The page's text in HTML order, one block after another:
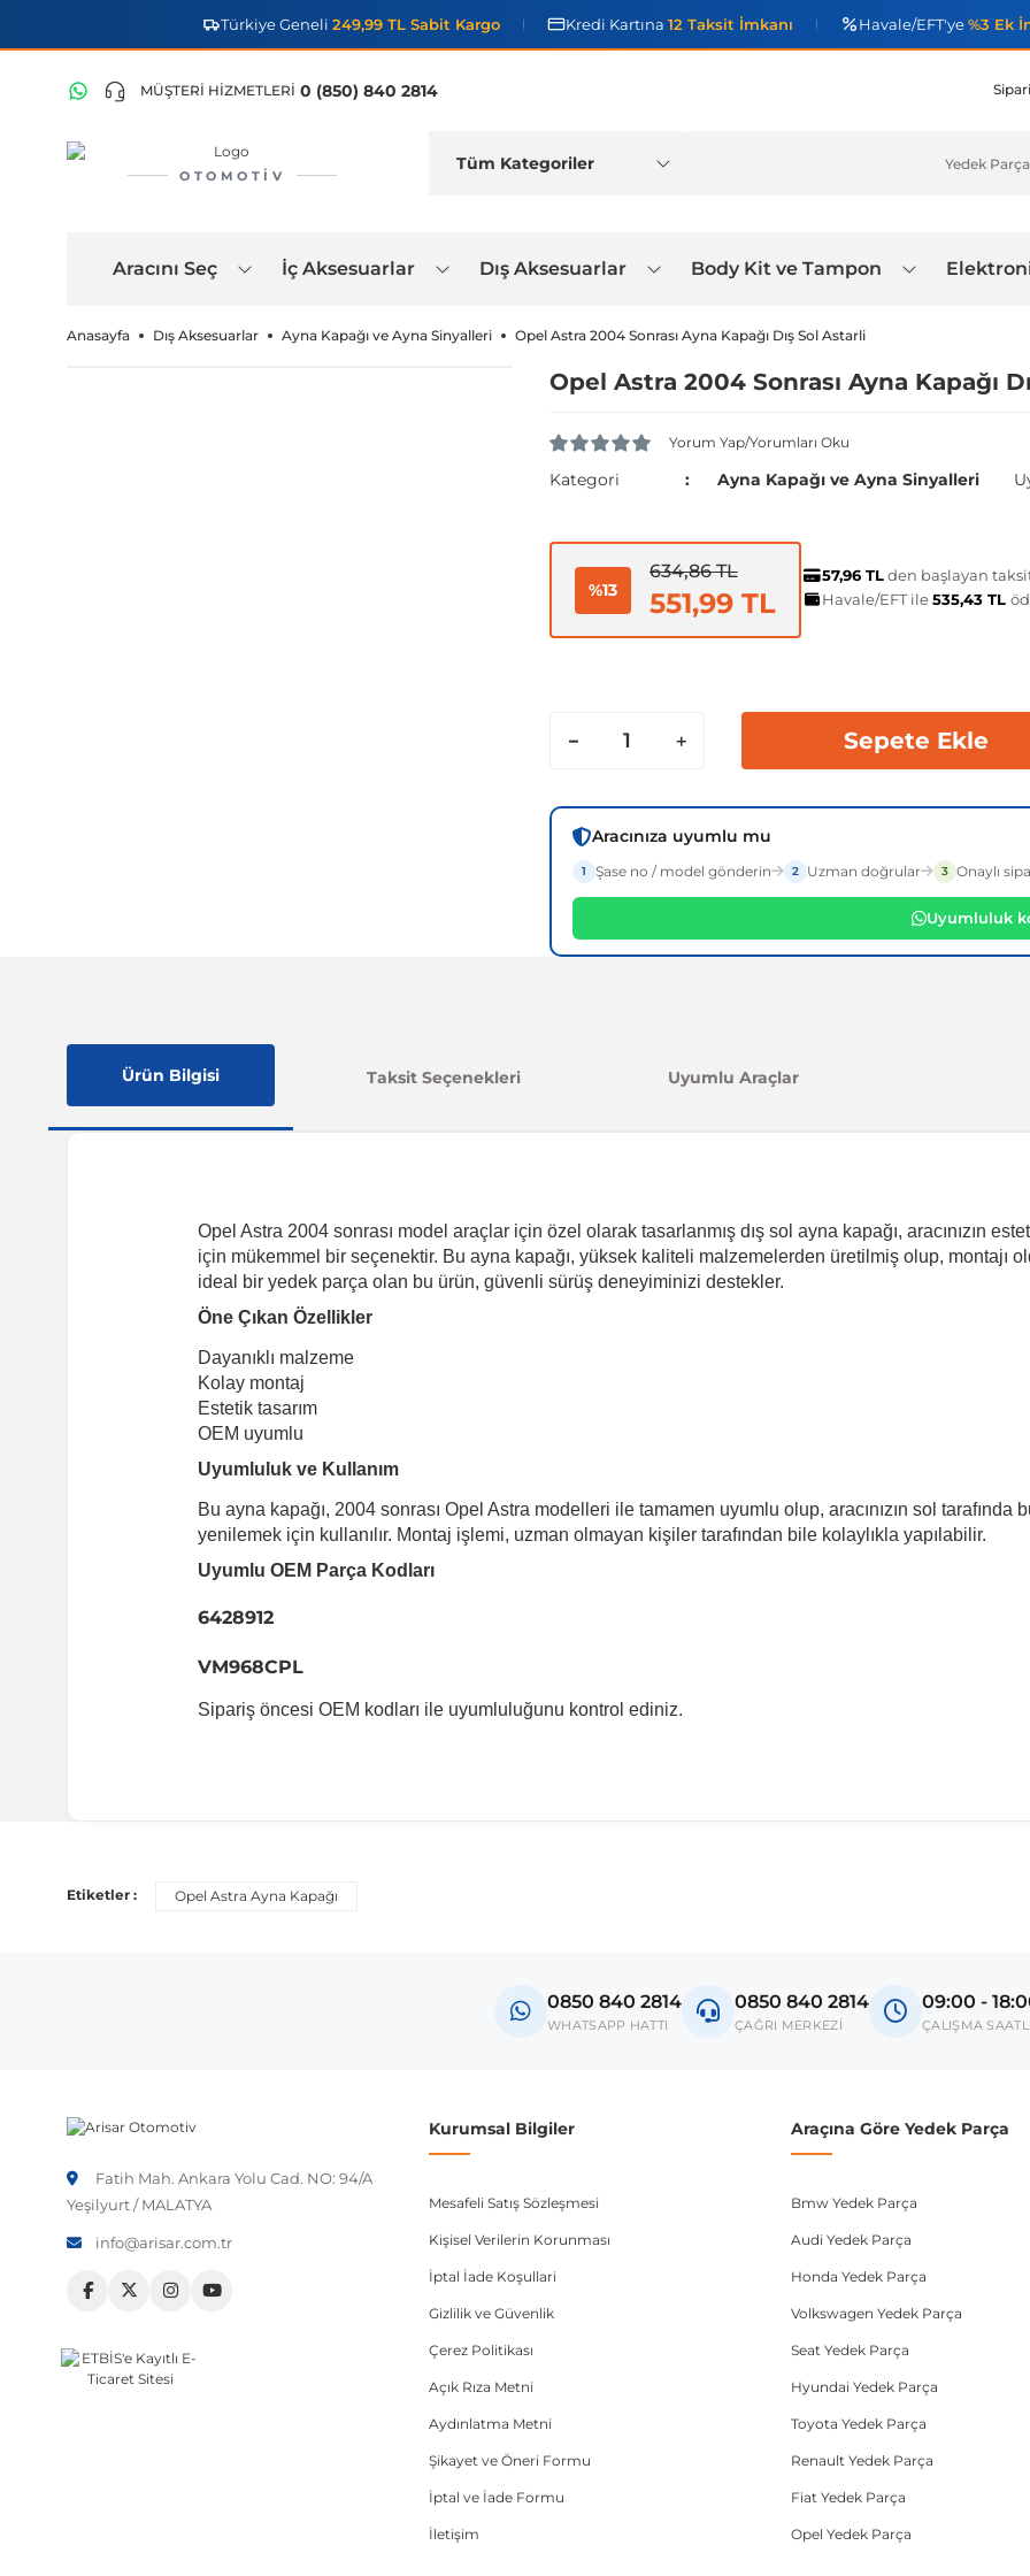
Türkiye Geneli 249,99 TL Sabit Kargo Kredi Kartına 12 Taksit İmkanı Havale/EFT'ye%3 Ek
MÜŞTERİ HİZMETLERİ 0 (850) 840 2814
OTOMOTIV
Aracını Seç İç Aksesuarlar Dış Aksesuarlar Body Kit ve Tampon
Anasayfa Dış Aksesuarlar Ayna Kapağı ve Ayna Sinyalleri Opel Astra 2004 Sonrası Ayna Kapağı Dış Sol Astarli
Opel Astra 2004 Sonrası Ayna Kapağı
Yorum Yap/Yorumları Oku
Kategori Ayna Kapağı ve Ayna Sinyalleri
%13
634,86 TL
551,99 TL
57,96 TLden başlayan
Havale/EFT ile535,43 TL
Sepete Ekle
Aracınıza uyumlu mu
1 Şase no / model gönderin 2 Uzman doğrular 3 Onaylı
Uyumluluk
Ürün Bilgisi Taksit Seçenekleri Uyumlu Araçlar
Opel Astra 2004 sonrası model araçlar için özel olarak tasarlanmış dış sol ayna kapağı, aracınızın
için mükemmel bir seçenektir. Bu ayna kapağı, yüksek kaliteli malzemelerden üretilmiş olup, montajı
ideal bir yedek parça olan bu ürün, güvenli sürüş deneyiminizi destekler.
Öne Çıkan Özellikler
Dayanıklı malzeme
Kolay montaj
Estetik tasarım
OEM uyumlu
Uyumluluk ve Kullanım
Bu ayna kapağı, 2004 sonrası Opel Astra modelleri ile tamamen uyumlu olup, aracınızın sol tarafında
yenilemek için kullanılır. Montaj işlemi, uzman olmayan kişiler tarafından bile kolaylıkla yapılabilir.
Uyumlu OEM Parça Kodları
6428912
VM968CPL
Sipariş öncesi OEM kodları ile uyumluluğunu kontrol ediniz.
Araç üreticileri aynı model yılı içerisinde farklı donanım ve kasa tipleri kullanabilmektedir. Sipariş vermeden önce OEM
Etiketler : Opel Astra Ayna Kapağı
0850 840 2814
WHATSAPP HATTI
0850 840 2814
ÇAĞRI MERKEZİ
09:00 -
ÇALIŞMA
Fatih Mah. Ankara Yolu Cad. NO: 94/A
Yeşilyurt / MALATYA
info@arisar.com.tr
Kurumsal Bilgiler
Mesafeli Satış Sözleşmesi
Kişisel Verilerin Korunması
İptal İade Koşullari
Gizlilik ve Güvenlik
Çerez Politikası
Açık Rıza Metni
Aydınlatma Metni
Şikayet ve Öneri Formu
İptal ve İade Formu
İletişim
Araçına Göre Yedek Parça
Bmw Yedek Parça
Audi Yedek Parça
Honda Yedek Parça
Volkswagen Yedek Parça
Seat Yedek Parça
Hyundai Yedek Parça
Toyota Yedek Parça
Renault Yedek Parça
Fiat Yedek Parça
Opel Yedek Parça